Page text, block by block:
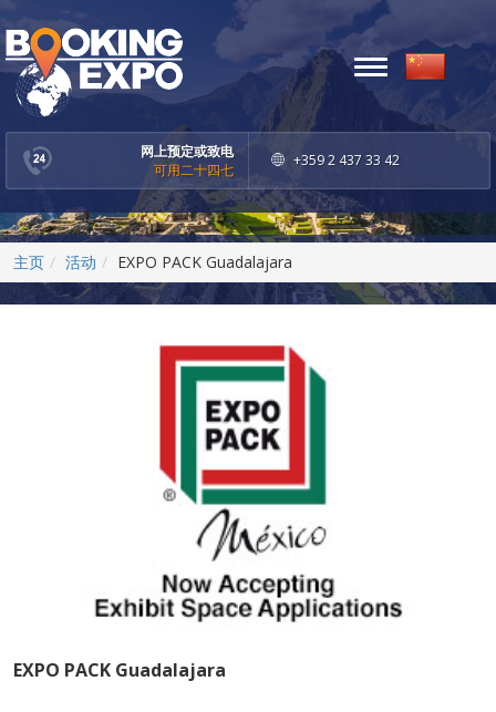
网上预定或致电
可用二十四七
+359 2 437 33 42
Toggle
navigation
主页 活动 EXPO PACK Guadalajara
EXPO PACK Guadalajara